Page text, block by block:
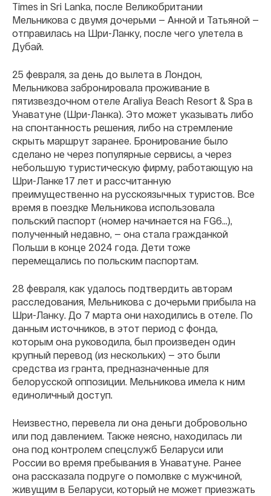
Times in Sri Lanka, после Великобритании
Мельникова с двумя дочерьми — Анной и Татьяной —
отправилась на Шри-Ланку, после чего улетела в
Дубай.
25 февраля, за день до вылета в Лондон,
Мельникова забронировала проживание в
пятизвездочном отеле Araliya Beach Resort & Spa в
Унаватуне (Шри-Ланка). Это может указывать либо
на спонтанность решения, либо на стремление
скрыть маршрут заранее. Бронирование было
сделано не через популярные сервисы, а через
небольшую туристическую фирму, работающую на
Шри-Ланке 17 лет и рассчитанную
преимущественно на русскоязычных туристов. Все
время в поездке Мельникова использовала
польский паспорт (номер начинается на FG6…),
полученный недавно, — она стала гражданкой
Польши в конце 2024 года. Дети тоже
перемещались по польским паспортам.
28 февраля, как удалось подтвердить авторам
расследования, Мельникова с дочерьми прибыла на
Шри-Ланку. До 7 марта они находились в отеле. По
данным источников, в этот период с фонда,
которым она руководила, был произведен один
крупный перевод (из нескольких) — это были
средства из гранта, предназначенные для
белорусской оппозиции. Мельникова имела к ним
единоличный доступ.
Неизвестно, перевела ли она деньги добровольно
или под давлением. Также неясно, находилась ли
она под контролем спецслужб Беларуси или
России во время пребывания в Унаватуне. Ранее
она рассказала подруге о помолвке с мужчиной,
живущим в Беларуси, который не может приезжать